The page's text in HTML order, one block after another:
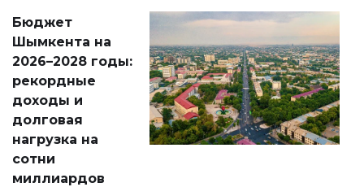
народу
Венесуэлы.
Бюджет
Шымкента на
2026–2028 годы:
рекордные
доходы и
долговая
нагрузка на
сотни
миллиардов